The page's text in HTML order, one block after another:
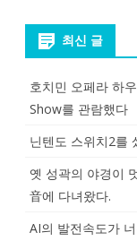
최신 글
호치민 오페라 하
Show를 관람했다
닌텐도 스위치2를
옛 성곽의 야경이
音에 다녀왔다.
AI의 발전속도가